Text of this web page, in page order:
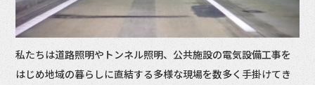
私たちは道路照明やトンネル照明、公共施設の電気設備工事を
はじめ地域の暮らしに直結する多様な現場を数多く手掛けてき